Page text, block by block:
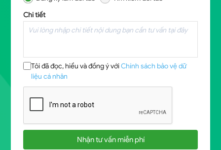
Chi tiết
Tôi đã đọc, hiểu và đồng ý vớiChính sách bảo vệ dữ
liệu cá nhân
Nhận tư vấn miễn phí